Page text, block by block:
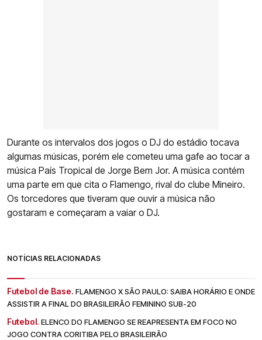
Durante os intervalos dos jogos o DJ do estádio tocava
algumas músicas, porém ele cometeu uma gafe ao tocar a
música País Tropical de Jorge Bem Jor. A música contém
uma parte em que cita o Flamengo, rival do clube Mineiro.
Os torcedores que tiveram que ouvir a música não
gostaram e começaram a vaiar o DJ.
NOTÍCIAS RELACIONADAS
Futebol de Base. FLAMENGO X SÃO PAULO: SAIBA HORÁRIO E ONDE
ASSISTIR A FINAL DO BRASILEIRÃO FEMININO SUB-20
Futebol. ELENCO DO FLAMENGO SE REAPRESENTA EM FOCO NO
JOGO CONTRA CORITIBA PELO BRASILEIRÃO